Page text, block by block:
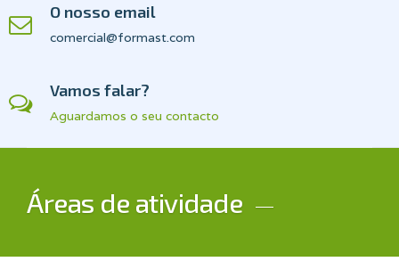
O nosso email
comercial@formast.com
Vamos falar?
Aguardamos o seu contacto
Áreas de atividade